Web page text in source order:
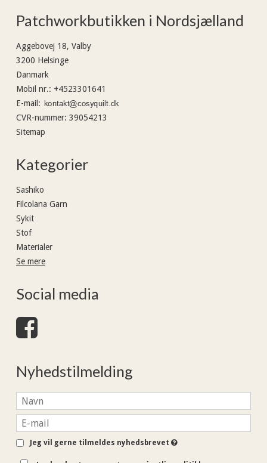
Patchworkbutikken i Nordsjælland
Aggebovej 18, Valby
3200 Helsinge
Danmark
Mobil nr.: +4523301641
E-mail :
CVR-nummer: 39054213
Sitemap
Kategorier
Sashiko
Filcolana Garn
Sykit
Stof
Materialer
Se mere
Social media
Nyhedstilmelding
Jeg vil gerne tilmeldes nyhedsbrevet